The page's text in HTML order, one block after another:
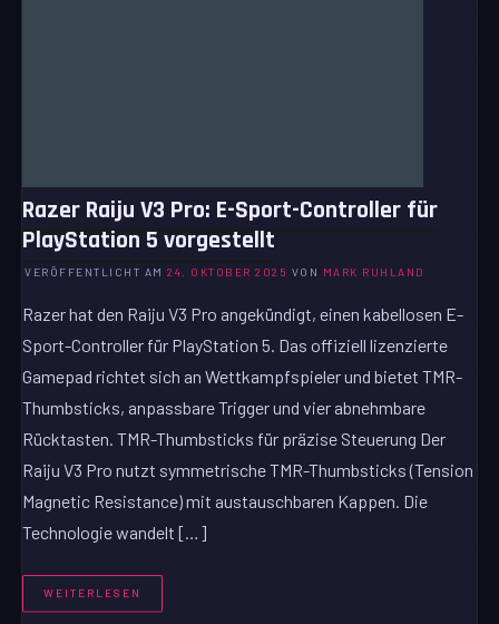
Razer Raiju V3 Pro: E-Sport-Controller für
PlayStation 5 vorgestellt
VERÖFFENTLICHT AM24. OKTOBER 2025 VON MARK RUHLAND
Razer hat den Raiju V3 Pro angekündigt, einen kabellosen E-
Sport-Controller für PlayStation 5. Das offiziell lizenzierte
Gamepad richtet sich an Wettkampfspieler und bietet TMR-
Thumbsticks, anpassbare Trigger und vier abnehmbare
Rücktasten. TMR-Thumbsticks für präzise Steuerung Der
Raiju V3 Pro nutzt symmetrische TMR-Thumbsticks (Tension
Magnetic Resistance) mit austauschbaren Kappen. Die
Technologie wandelt […]
WEITERLESEN